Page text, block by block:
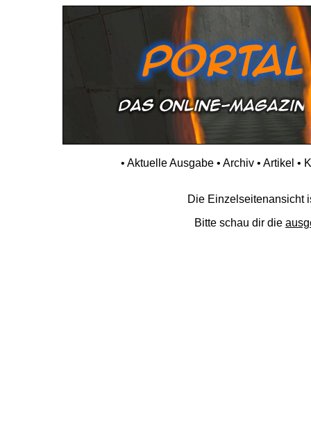
• Aktuelle Ausgabe• Archiv• Artikel •
Die Einzelseitenansicht
Bitte schau dir die